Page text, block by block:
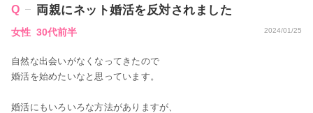
両親にネット婚活を反対されました
女性 30代前半 2024/01/25
自然な出会いがなくなってきたので
婚活を始めたいなと思っています。
婚活にもいろいろな方法がありますが、